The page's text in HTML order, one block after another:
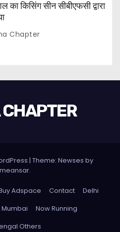
का किसिंग सीन सीबीएफसी द्वारा
Chapter
| Theme: Newses by
.
Adspace Contact
Delhi
Mumbai
Now Running
Others